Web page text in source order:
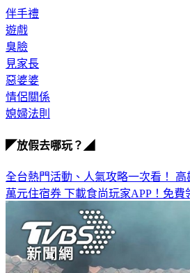
伴手禮
遊戲
臭臉
見家長
惡婆婆
情侶關係
媳婦法則
◤放假去哪玩？◢
全台熱門活動、人氣攻略一次看！ 高
萬元住宿券 下載食尚玩家APP！免費